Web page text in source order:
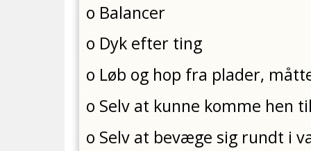
o Balancer
o Dyk efter ting
o Løb og hop fra plader,
o Selv at kunne komme hen
o Selv at bevæge sig rundt i